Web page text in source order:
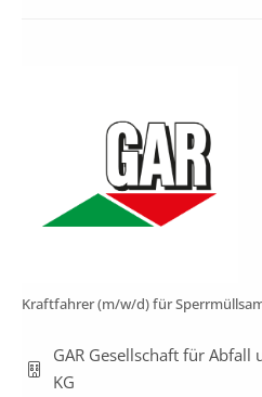
Kraftfahrer (m/w/d) für
GAR Gesellschaft für Abfall
KG